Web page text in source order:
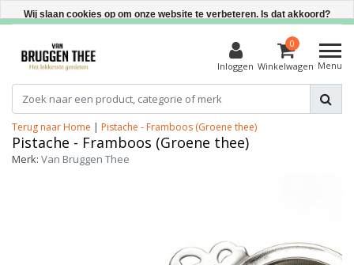
Direct uit voorraad leverbaar
Inloggen
0
Winkelwagen Menu
Terug naar Home | Pistache - Framboos (Groene thee)
Pistache - Framboos (Groene thee)
Merk: Van Bruggen Thee
Wij slaan cookies op om onze website te verbeteren. Is dat akkoord?
Meer over cookies »